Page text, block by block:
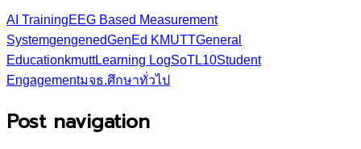
AI TrainingEEG Based Measurement
SystemgengenedGenEd KMUTTGeneral
EducationkmuttLearning LogSoTL10Student
Engagementมจธ.ศึกษาทั่วไป
Post navigation